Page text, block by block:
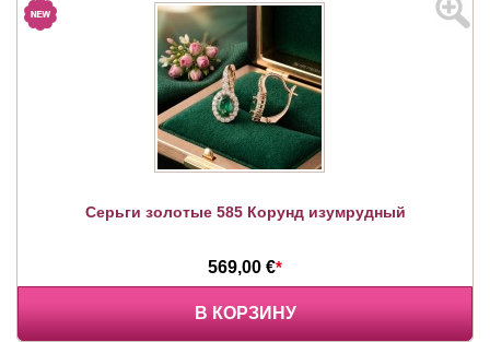
Серьги золотые 585 Корунд изумрудный
569,00 €*
В КОРЗИНУ